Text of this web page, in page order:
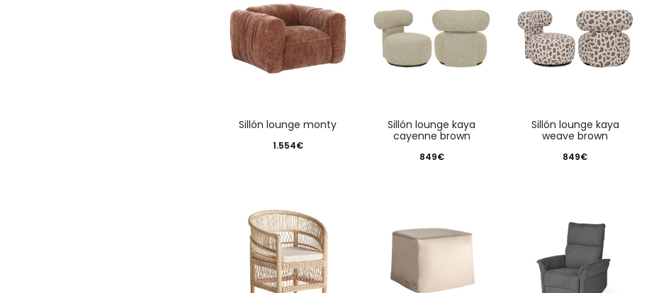
sillón lounge monty
1.554€
sillón lounge kaya
cayenne brown
849€
sillón lounge kaya
weave brown
849€